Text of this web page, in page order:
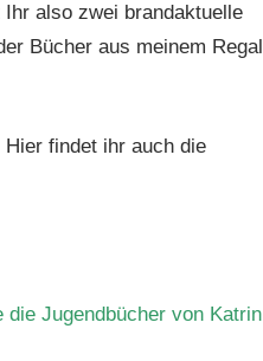
also zwei brandaktuelle
Bücher aus meinem Regal
Hier findet ihr auch die
Jugendbücher von Katrin